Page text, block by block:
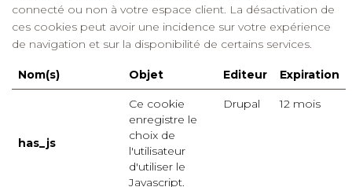
connecté ou non à votre espace client. La désactivation de
ces cookies peut avoir une incidence sur votre expérience
de navigation et sur la disponibilité de certains services.
Nom(s) Objet Editeur Expiration
has_js
Ce cookie
enregistre le
choix de
l'utilisateur
d'utiliser le
Javascript.
Drupal 12 mois